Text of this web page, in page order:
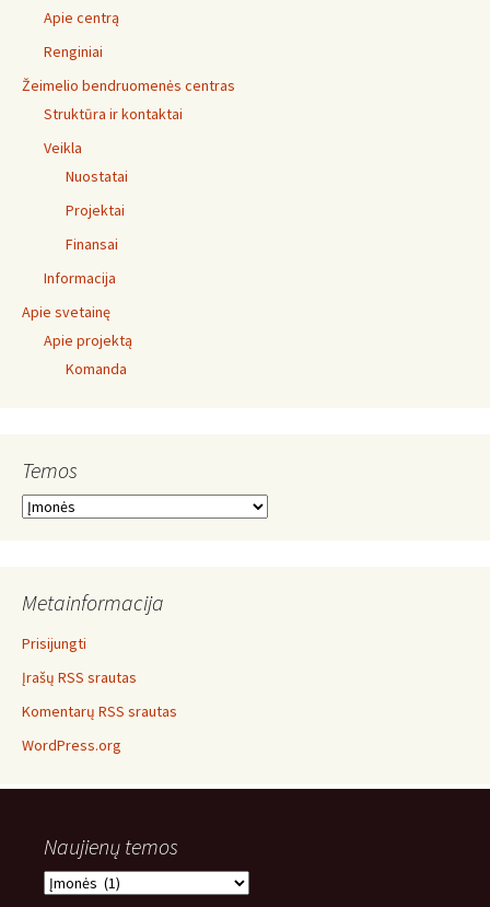
Apie centrą
Renginiai
Žeimelio bendruomenės centras
Struktūra ir kontaktai
Veikla
Nuostatai
Projektai
Finansai
Informacija
Apie svetainę
Apie projektą
Komanda
Temos
Temos
Metainformacija
Prisijungti
Įrašų RSS srautas
Komentarų RSS srautas
WordPress.org
Naujienų temos
Naujienų